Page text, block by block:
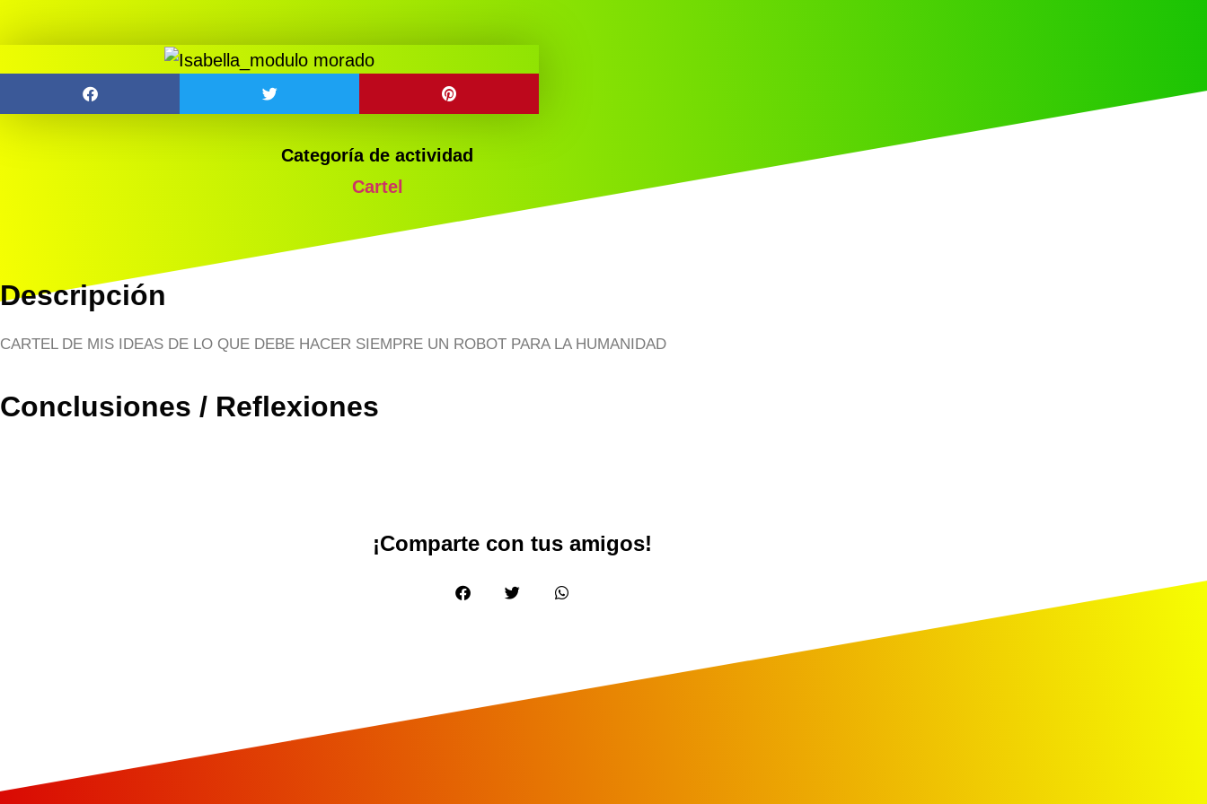
Categoría de actividad
Cartel
Descripción
CARTEL DE MIS IDEAS DE LO QUE DEBE HACER SIEMPRE UN ROBOT PARA LA HUMANIDAD
Conclusiones / Reflexiones
¡Comparte con tus amigos!